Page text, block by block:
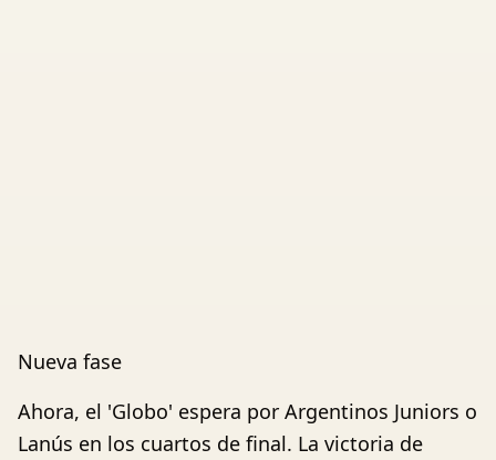
Nueva fase
Ahora, el 'Globo' espera por Argentinos Juniors o
Lanús en los cuartos de final. La victoria de